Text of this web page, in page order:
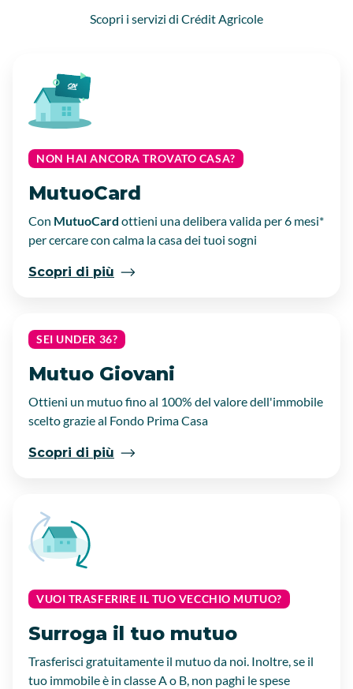
Scopri i servizi di Crédit Agricole
NON HAI ANCORA TROVATO CASA?
MutuoCard
Con MutuoCard ottieni una delibera valida per 6 mesi*
per cercare con calma la casa dei tuoi sogni
Scopri di più
SEI UNDER 36?
Mutuo Giovani
Ottieni un mutuo fino al 100% del valore dell'immobile
scelto grazie al Fondo Prima Casa
Scopri di più
VUOI TRASFERIRE IL TUO VECCHIO MUTUO?
Surroga il tuo mutuo
Trasferisci gratuitamente il mutuo da noi. Inoltre, se il
tuo immobile è in classe A o B, non paghi le spese